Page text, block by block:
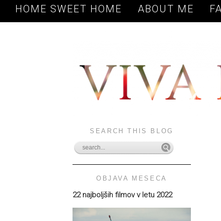
HOME SWEET HOME ABOUT ME
SEARCH THIS BLOG
OBJAVA MESECA
22 najboljših filmov v letu 2022